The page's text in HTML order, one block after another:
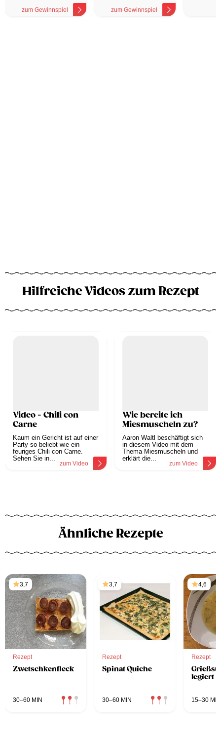
zum Gewinnspiel zum Gewinnspiel
Hilfreiche Videos zum Rezept
Video - Chili con
Carne
Kaum ein Gericht ist auf einer
Party so beliebt wie ein
feuriges Chili con Carne.
Sehen Sie in...
zum Video
Wie bereite ich
Miesmuscheln zu?
Aaron Waltl beschäftigt sich
in diesem Video mit dem
Thema Miesmuscheln und
erklärt die...
zum Video
Ähnliche Rezepte
3,7
Rezept
Zwetschkenfleck
30–60 MIN
3,7
Rezept
Spinat Quiche
30–60 MIN
4,6
Rezept
legiert
15–30 MIN